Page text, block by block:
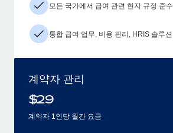
모든 국가에서 급여 관련 현지 규정 준수
통합 급여 업무, 비용 관리, HRIS 솔루션
계약자 관리
$29
계약자 1인당 월간 요금